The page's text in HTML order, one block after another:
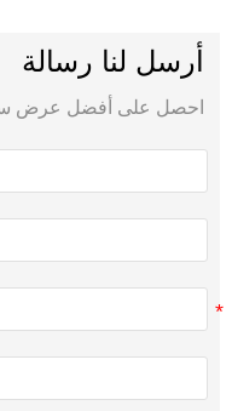
أرسل لنا رسالة
احصل على أفضل عرض